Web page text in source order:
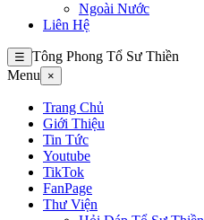
Ngoài Nước
Liên Hệ
☰ Tông Phong Tổ Sư Thiền
Menu
×
Trang Chủ
Giới Thiệu
Tin Tức
Youtube
TikTok
FanPage
Thư Viện